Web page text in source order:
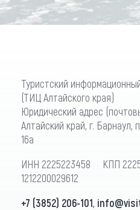
Туристский
(ТИЦ Алтайского края)
Юридический адрес
Алтайский край, г. Барнаул,
16а
ИНН 2225223458 КПП
1212200029612
+7 (3852) 206-101,